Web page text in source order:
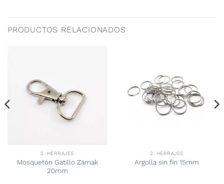
PRODUCTOS RELACIONADOS
2. HERRAJES
Mosquetón Gatillo Zamak
20mm
2. HERRAJES
Argolla sin fin 15mm